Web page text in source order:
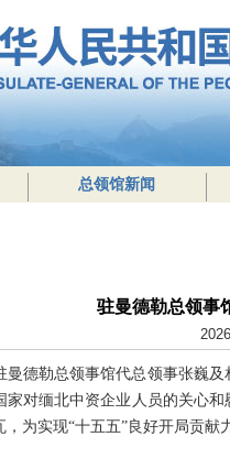
总领馆新闻
驻曼德勒总领事
勒总领事馆代总领事张巍及
对缅北中资企业人员的关心
为实现“十五五”良好开局贡献